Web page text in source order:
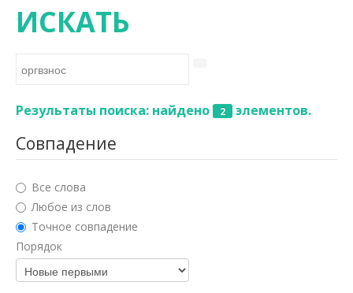
Исторические науки
Философские науки
Филологические науки
Географические науки
Педагогические науки
Медицинские науки
Фармацевтические науки
ИСКАТЬ
Результаты поиска: найдено 2 элементов.
Совпадение
Все слова
Любое из слов
Точное совпадение
Порядок